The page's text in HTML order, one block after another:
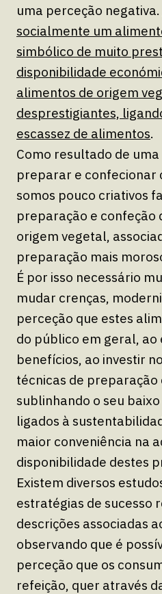
uma perceção negativa.
socialmente um
simbólico de muito
disponibilidade
alimentos de origem
desprestigiantes,
escassez de alimentos.
Como resultado de
preparar e confecionar
somos pouco criativos
preparação e confeção
origem vegetal,
preparação mais
É por isso necessário
mudar crenças,
perceção que estes
do público em geral, ao
benefícios, ao investir
técnicas de preparação
sublinhando o seu
ligados à
maior conveniência na
disponibilidade destes
Existem diversos
estratégias de sucesso
descrições associadas
observando que é
perceção que os
refeição, quer através